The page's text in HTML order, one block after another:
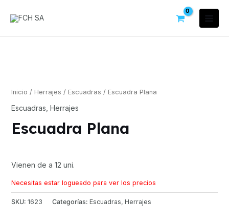
Inicio / Herrajes / Escuadras / Escuadra Plana
Escuadras Herrajes
Escuadra Plana
Vienen de a 12 uni.
Necesitas estar logueado para ver los precios
SKU: 1623 Categorías: Escuadras, Herrajes